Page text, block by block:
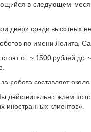
в следующем
двери среди высотных
по имени Лолита,
от ~ 1500 рублей до
робота составляет
действительно ждем
иностранных клиентов».